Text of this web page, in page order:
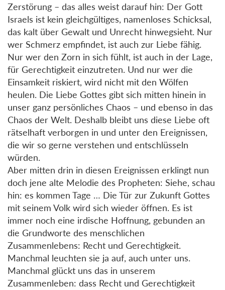
Zerstörung – das alles weist darauf hin: Der Gott
Israels ist kein gleichgültiges, namenloses Schicksal,
das kalt über Gewalt und Unrecht hinwegsieht. Nur
wer Schmerz empfindet, ist auch zur Liebe fähig.
Nur wer den Zorn in sich fühlt, ist auch in der Lage,
für Gerechtigkeit einzutreten. Und nur wer die
Einsamkeit riskiert, wird nicht mit den Wölfen
heulen. Die Liebe Gottes gibt sich mitten hinein in
unser ganz persönliches Chaos – und ebenso in das
Chaos der Welt. Deshalb bleibt uns diese Liebe oft
rätselhaft verborgen in und unter den Ereignissen,
die wir so gerne verstehen und entschlüsseln
würden.
Aber mitten drin in diesen Ereignissen erklingt nun
doch jene alte Melodie des Propheten: Siehe, schau
hin: es kommen Tage … Die Tür zur Zukunft Gottes
mit seinem Volk wird sich wieder öffnen. Es ist
immer noch eine irdische Hoffnung, gebunden an
die Grundworte des menschlichen
Zusammenlebens: Recht und Gerechtigkeit.
Manchmal leuchten sie ja auf, auch unter uns.
Manchmal glückt uns das in unserem
Zusammenleben: dass Recht und Gerechtigkeit